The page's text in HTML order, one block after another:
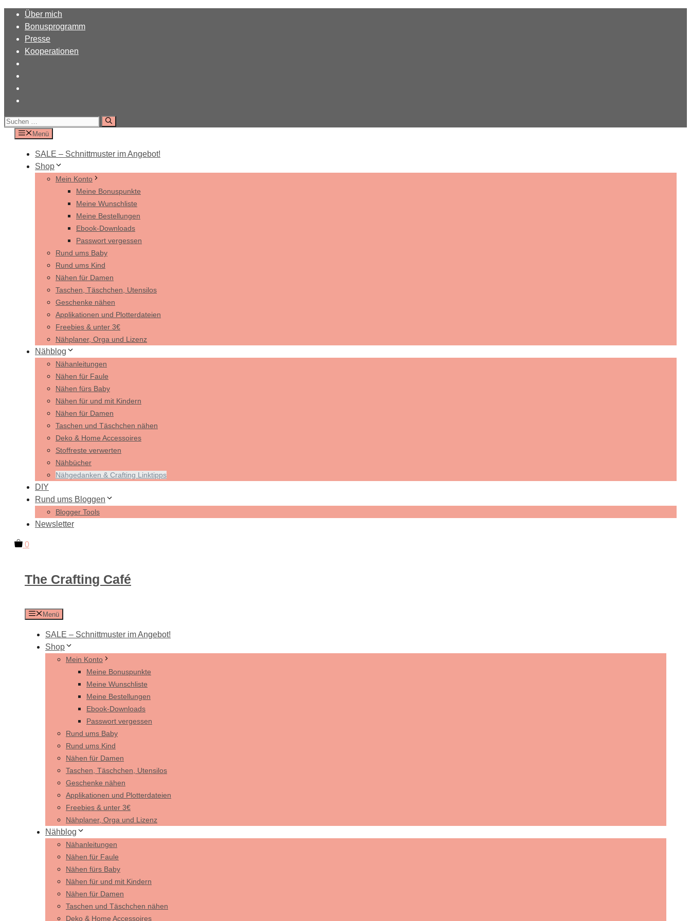
Zum
Inhalt
springen
Über mich
Bonusprogramm
Presse
Kooperationen
Suchen
nach:
Menü
SALE – Schnittmuster im Angebot!
Shop
Mein Konto
Meine Bonuspunkte
Meine Wunschliste
Meine Bestellungen
Ebook-Downloads
Passwort vergessen
Rund ums Baby
Rund ums Kind
Nähen für Damen
Taschen, Täschchen, Utensilos
Geschenke nähen
Applikationen und Plotterdateien
Freebies & unter 3€
Nähplaner, Orga und Lizenz
Nähblog
Nähanleitungen
Nähen für Faule
Nähen fürs Baby
Nähen für und mit Kindern
Nähen für Damen
Taschen und Täschchen nähen
Deko & Home Accessoires
Stoffreste verwerten
Nähbücher
Nähgedanken & Crafting Linktipps
DIY
Rund ums Bloggen
Blogger Tools
Newsletter
0
The Crafting Café
Menü
SALE – Schnittmuster im Angebot!
Shop
Mein Konto
Meine Bonuspunkte
Meine Wunschliste
Meine Bestellungen
Ebook-Downloads
Passwort vergessen
Rund ums Baby
Rund ums Kind
Nähen für Damen
Taschen, Täschchen, Utensilos
Geschenke nähen
Applikationen und Plotterdateien
Freebies & unter 3€
Nähplaner, Orga und Lizenz
Nähblog
Nähanleitungen
Nähen für Faule
Nähen fürs Baby
Nähen für und mit Kindern
Nähen für Damen
Taschen und Täschchen nähen
Deko & Home Accessoires